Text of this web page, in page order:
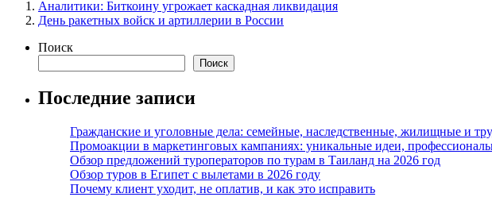
Аналитики: Биткоину угрожает каскадная ликвидация
День ракетных войск и артиллерии в России
Поиск
Поиск
Последние записи
Гражданские и уголовные дела: семейные, наследственные, жилищные и
Промоакции в маркетинговых кампаниях: уникальные идеи,
Обзор предложений туроператоров по турам в Таиланд на 2026 год
Обзор туров в Египет с вылетами в 2026 году
Почему клиент уходит, не оплатив, и как это исправить